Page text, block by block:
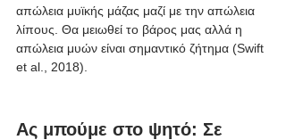
απώλεια μυϊκής μάζας μαζί με την απώλεια
λίπους. Θα μειωθεί το βάρος μας αλλά η
απώλεια μυών είναι σημαντικό ζήτημα (Swift
et al., 2018).
Aς μπούμε στο ψητό: Σε